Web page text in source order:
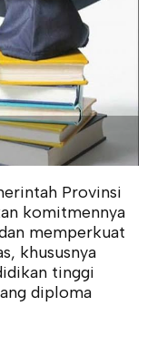
Provinsi
komitmennya
memperkuat
khususnya
tinggi
diploma